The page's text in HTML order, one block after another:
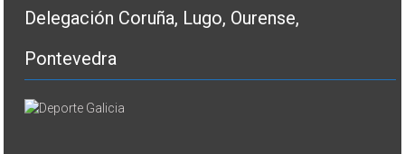
Delegación Coruña, Lugo, Ourense,
Pontevedra